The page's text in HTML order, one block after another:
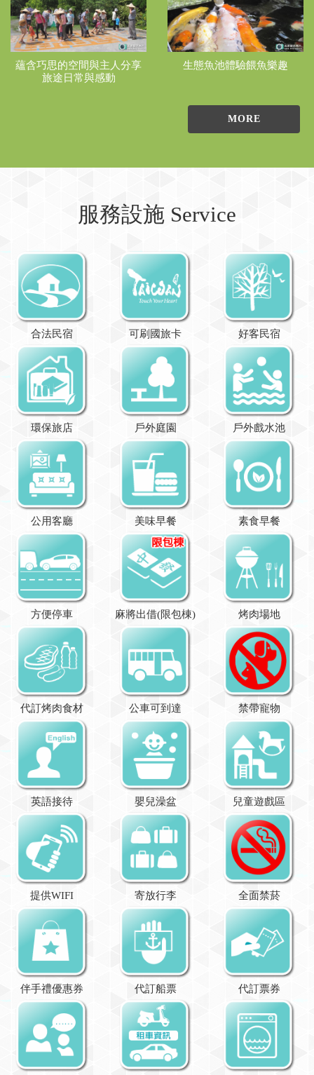
蘊含巧思的空間與主人分享
旅途日常與感動
生態魚池體驗餵魚樂趣
MORE
服務設施 Service
合法民宿 可刷國旅卡 好客民宿
環保旅店 戶外庭園 戶外戲水池
公用客廳 美味早餐 素食早餐
方便停車 麻將出借(限包棟) 烤肉場地
代訂烤肉食材 公車可到達 禁帶寵物
英語接待 嬰兒澡盆 兒童遊戲區
提供WIFI 寄放行李 全面禁菸
伴手禮優惠券 代訂船票 代訂票券